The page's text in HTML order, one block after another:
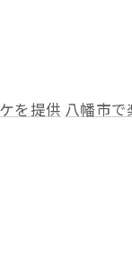
を提供 八幡市で